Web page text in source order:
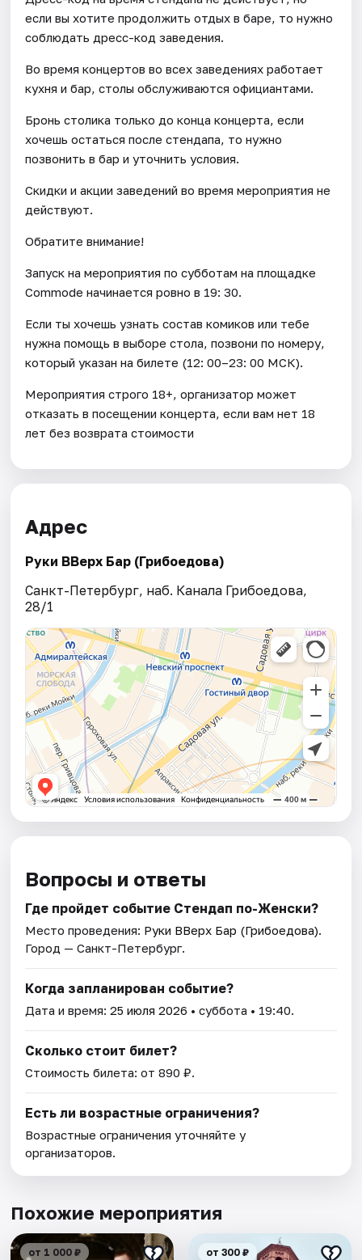
если вы хотите продолжить отдых в баре, то нужно
соблюдать дресс-код заведения.
Во время концертов во всех заведениях работает
кухня и бар, столы обслуживаются официантами.
Бронь столика только до конца концерта, если
хочешь остаться после стендапа, то нужно
позвонить в бар и уточнить условия.
Скидки и акции заведений во время мероприятия не
действуют.
Обратите внимание!
Запуск на мероприятия по субботам на площадке
Commode начинается ровно в 19: 30.
Если ты хочешь узнать состав комиков или тебе
нужна помощь в выборе стола, позвони по номеру,
который указан на билете (12: 00–23: 00 МСК).
Мероприятия строго 18+, организатор может
отказать в посещении концерта, если вам нет 18
лет без возврата стоимости
Адрес
Руки ВВерх Бар (Грибоедова)
Санкт-Петербург, наб. Канала Грибоедова,
28/1
Вопросы и ответы
Где пройдет событие Стендап по-Женски?
Место проведения: Руки ВВерх Бар (Грибоедова).
Город — Санкт-Петербург.
Когда запланирован событие?
Дата и время:25 июля 2026 • суббота • 19:40.
Сколько стоит билет?
Стоимость билета: от 890 ₽.
Есть ли возрастные ограничения?
Возрастные ограничения уточняйте у
организаторов.
Похожие мероприятия
от 1 000 ₽ от 300 ₽